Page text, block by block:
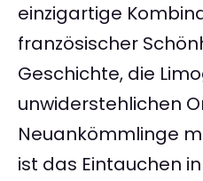
einzigartige
französischer
Geschichte, die
unwiderstehlichen
Neuankömmlinge
ist das Eintauchen